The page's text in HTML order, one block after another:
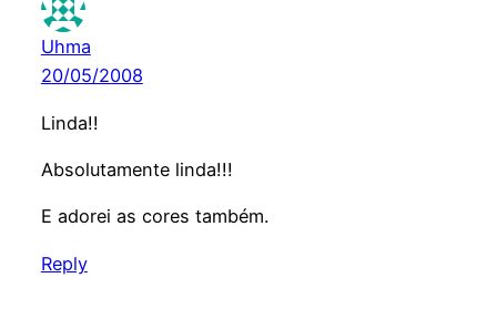
Uhma
20/05/2008
Linda!!
Absolutamente linda!!!
E adorei as cores também.
Reply